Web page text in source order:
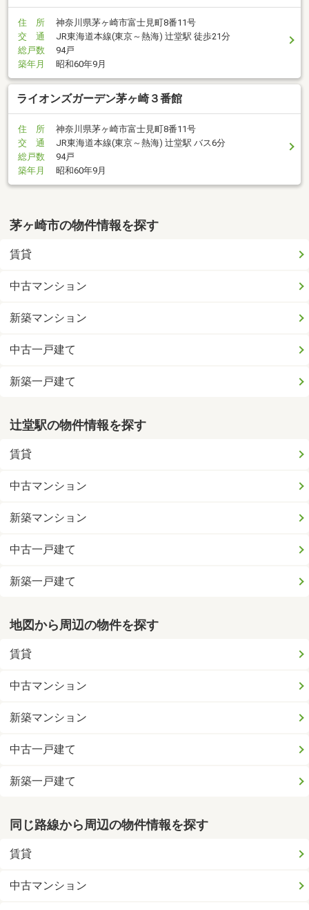
住 所
神奈川県茅ヶ崎市富士見町8番11号
交 通
JR東海道本線(東京～熱海) 辻堂駅 徒歩21分
総戸数
94戸
築年月
昭和60年9月
ライオンズガーデン茅ヶ崎３番館
住 所
神奈川県茅ヶ崎市富士見町8番11号
交 通
JR東海道本線(東京～熱海) 辻堂駅 バス6分
総戸数
94戸
築年月
昭和60年9月
茅ヶ崎市の物件情報を探す
賃貸
中古マンション
新築マンション
中古一戸建て
新築一戸建て
辻堂駅の物件情報を探す
賃貸
中古マンション
新築マンション
中古一戸建て
新築一戸建て
地図から周辺の物件を探す
賃貸
中古マンション
新築マンション
中古一戸建て
新築一戸建て
同じ路線から周辺の物件情報を探す
賃貸
中古マンション